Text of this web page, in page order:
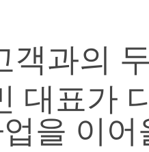
객과의
대표가
을 이